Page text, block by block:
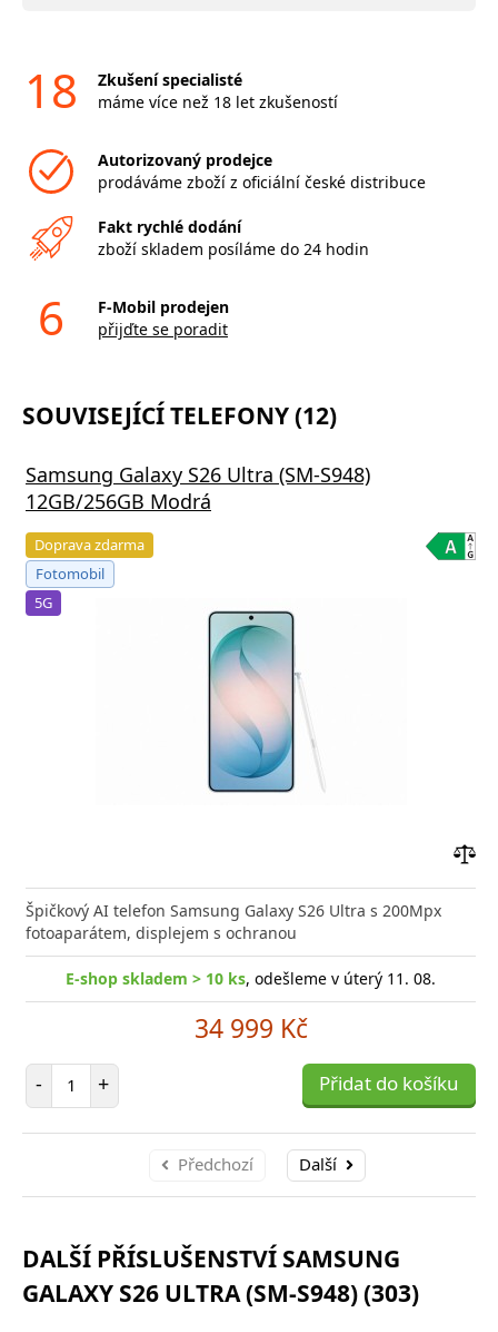
18
Zkušení specialisté
máme více než 18 let zkušeností
Autorizovaný prodejce
prodáváme zboží z oficiální české distribuce
Fakt rychlé dodání
zboží skladem posíláme do 24 hodin
6
F-Mobil prodejen
přijďte se poradit
SOUVISEJÍCÍ TELEFONY (12)
Samsung Galaxy S26 Ultra (SM-S948)
12GB/256GB Modrá
Doprava zdarma
Fotomobil
5G
Špičkový AI telefon Samsung Galaxy S26 Ultra s 200Mpx
fotoaparátem, displejem s ochranou
E-shop skladem > 10 ks, odešleme v úterý 11. 08.
34 999 Kč
- Počet položek
+ Přidat do košíku
Předchozí Další
DALŠÍ PŘÍSLUŠENSTVÍ SAMSUNG
GALAXY S26 ULTRA (SM-S948) (303)